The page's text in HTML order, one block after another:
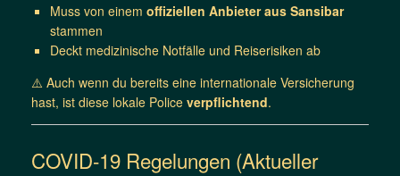
Muss von einem offiziellen Anbieter aus Sansibar
stammen
Deckt medizinische Notfälle und Reiserisiken ab
⚠️ Auch wenn du bereits eine internationale Versicherung
hast, ist diese lokale Police verpflichtend.
COVID-19 Regelungen (Aktueller